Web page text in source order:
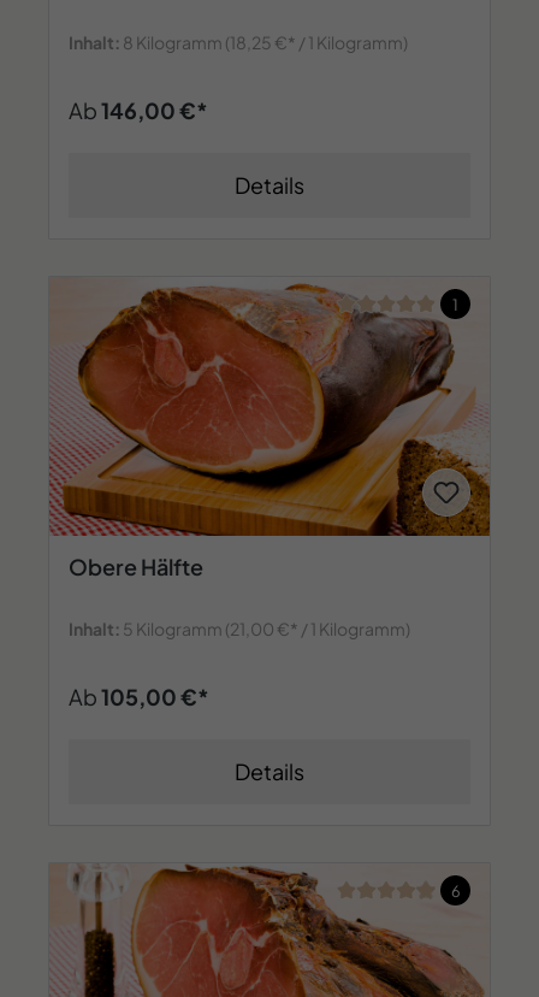
Inhalt: 8 Kilogramm (18,25 €* / 1 Kilogramm)
Ab146,00 €*
Details
Durchschnittliche
1
Obere Hälfte
Inhalt: 5 Kilogramm (21,00 €* / 1 Kilogramm)
Ab105,00 €*
Details
Durchschnittliche
6